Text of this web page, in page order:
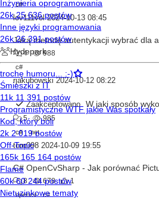
c#
lov111vol 2024-10-13 08:45
4
988
c#
rjakubowski 2024-10-12 08:22
Zaakceptowano W jaki sposób wykorzystuje się
5
985
c#
.net
tom098 2024-10-09 19:55
8 678
1
opencv
c#